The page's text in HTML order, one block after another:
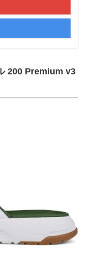
200 Premium v3